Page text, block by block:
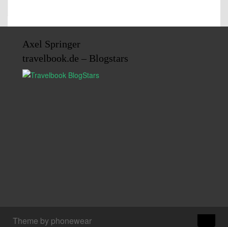
Axel Springer
travelbook.de – Blogstars
Theme by phonewear
↑